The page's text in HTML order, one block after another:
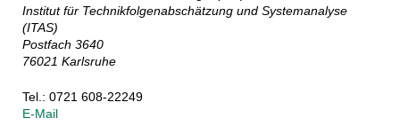
Institut für Technikfolgenabschätzung und Systemanalyse
(ITAS)
Postfach 3640
76021 Karlsruhe
Tel.: 0721 608-22249
E-Mail